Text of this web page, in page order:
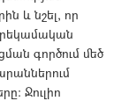
և նշել, որ
գործում մեծ
Ջուլիո